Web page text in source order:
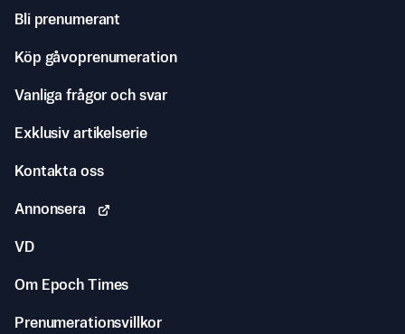
Bli prenumerant
Köp gåvoprenumeration
Vanliga frågor och svar
Exklusiv artikelserie
Kontakta oss
Annonsera
VD
Om Epoch Times
Prenumerationsvillkor